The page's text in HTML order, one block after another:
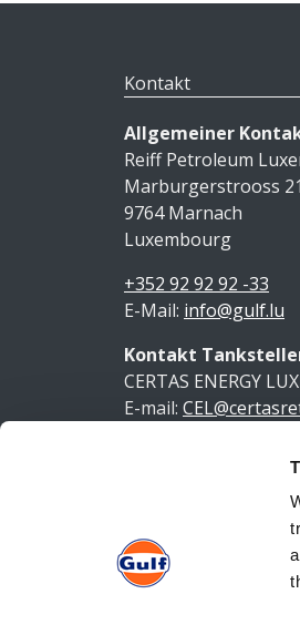
Kontakt
Allgemeiner
Reiff Petroleum
Marburgerstrooss 21
9764 Marnach
Luxembourg
+352 92 92 92 -33
E-Mail: info@gulf.lu
Kontakt
CERTAS ENERGY
E-mail: